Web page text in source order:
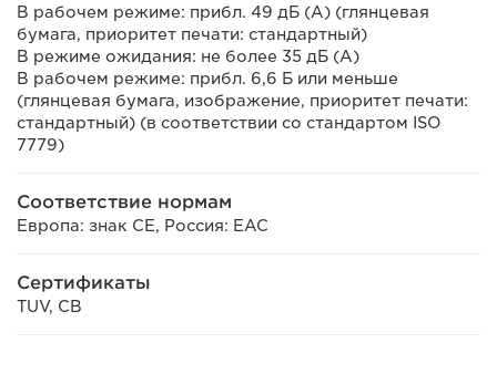
В рабочем режиме: прибл. 49 дБ (А) (глянцевая
бумага, приоритет печати: стандартный)
В режиме ожидания: не более 35 дБ (А)
В рабочем режиме: прибл. 6,6 Б или меньше
(глянцевая бумага, изображение, приоритет печати:
стандартный) (в соответствии со стандартом ISO
7779)
Соответствие нормам
Европа: знак CE, Россия: EAC
Сертификаты
TUV, CB